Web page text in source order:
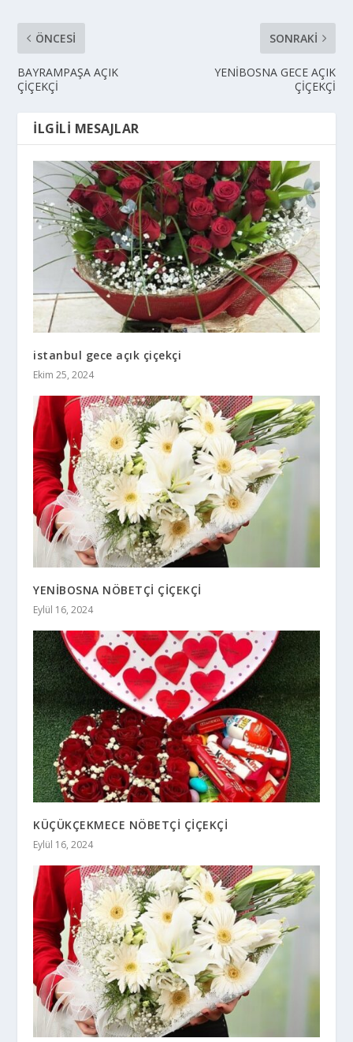
ÖNCESI
BAYRAMPAŞA AÇIK
ÇİÇEKÇİ
SONRAKI
YENİBOSNA GECE AÇIK
ÇİÇEKÇİ
İLGILI MESAJLAR
istanbul gece açık çiçekçi
Ekim 25, 2024
YENİBOSNA NÖBETÇİ ÇİÇEKÇİ
Eylül 16, 2024
KÜÇÜKÇEKMECE NÖBETÇİ ÇİÇEKÇİ
Eylül 16, 2024